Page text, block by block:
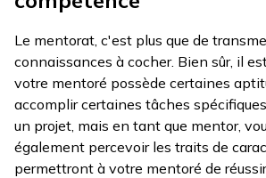
Le mentorat, c'est plus que de
connaissances à cocher. Bien sûr, il
votre mentoré possède certaines
accomplir certaines tâches
un projet, mais en tant que mentor,
également percevoir les traits de
permettront à votre mentoré de